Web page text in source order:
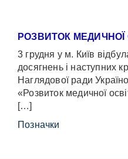
РОЗВИТОК МЕДИЧНОЇ
3 грудня у м. Київ
досягнень і наступних
Наглядової ради
«Розвиток медичної
[…]
Позначки